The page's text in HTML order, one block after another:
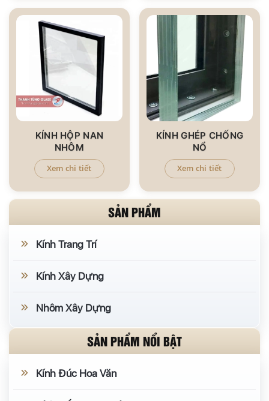
KÍNH HỘP NAN
NHÔM
Xem chi tiết
KÍNH GHÉP CHỐNG
NỔ
Xem chi tiết
SẢN PHẨM
Kính Trang Trí
Kính Xây Dựng
Nhôm Xây Dựng
SẢN PHẨM NỔI BẬT
Kính Đúc Hoa Văn